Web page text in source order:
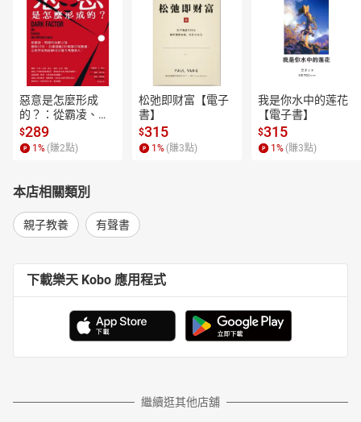
惡意是怎麼形成
的？：從霸凌、劈
腿到仇恨言論，歷
時15年、全球超過
250萬筆研究數
揪出身邊有問題的
人！【電子書】
$289
1 % (賺2點)
松弛即财富【電子
書】
$315
1 % (賺3點)
我是你水中的莲花
【電子書】
$315
1 % (賺3點)
本店相關類別
親子教養 有聲書
下載樂天 Kobo 應用程式
繼續逛其他店舖